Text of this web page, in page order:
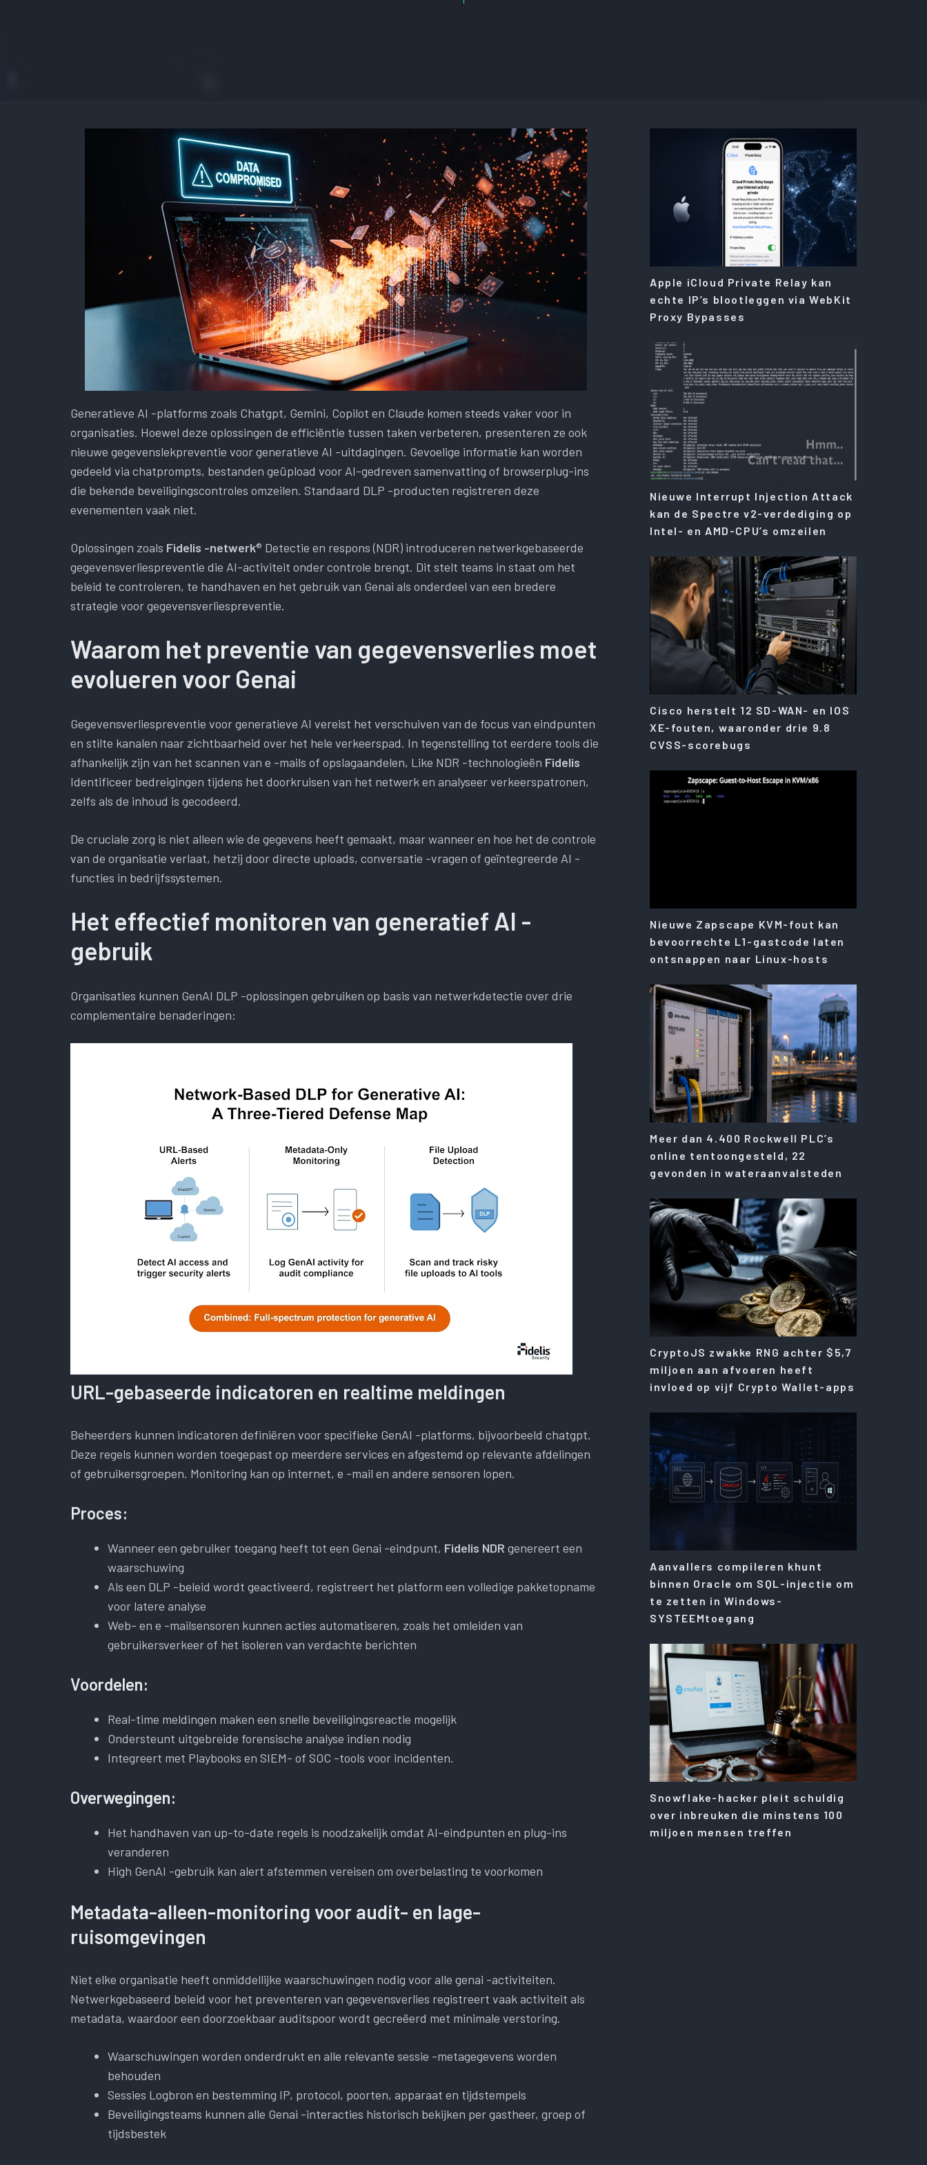
Generatieve AI -platforms zoals Chatgpt, Gemini, Copilot en Claude komen steeds vaker voor in
organisaties. Hoewel deze oplossingen de efficiëntie tussen taken verbeteren, presenteren ze ook
nieuwe gegevenslekpreventie voor generatieve AI -uitdagingen. Gevoelige informatie kan worden
gedeeld via chatprompts, bestanden geüpload voor AI-gedreven samenvatting of browserplug-ins
die bekende beveiligingscontroles omzeilen. Standaard DLP -producten registreren deze
evenementen vaak niet.
Oplossingen zoals Fidelis -netwerk® Detectie en respons (NDR) introduceren netwerkgebaseerde
gegevensverliespreventie die AI-activiteit onder controle brengt. Dit stelt teams in staat om het
beleid te controleren, te handhaven en het gebruik van Genai als onderdeel van een bredere
strategie voor gegevensverliespreventie.
Waarom het preventie van gegevensverlies moet
evolueren voor Genai
Gegevensverliespreventie voor generatieve AI vereist het verschuiven van de focus van eindpunten
en stilte kanalen naar zichtbaarheid over het hele verkeerspad. In tegenstelling tot eerdere tools die
afhankelijk zijn van het scannen van e -mails of opslagaandelen, Like NDR -technologieën Fidelis
Identificeer bedreigingen tijdens het doorkruisen van het netwerk en analyseer verkeerspatronen,
zelfs als de inhoud is gecodeerd.
De cruciale zorg is niet alleen wie de gegevens heeft gemaakt, maar wanneer en hoe het de controle
van de organisatie verlaat, hetzij door directe uploads, conversatie -vragen of geïntegreerde AI -
functies in bedrijfssystemen.
Het effectief monitoren van generatief AI -
gebruik
Organisaties kunnen GenAI DLP -oplossingen gebruiken op basis van netwerkdetectie over drie
complementaire benaderingen:
URL-gebaseerde indicatoren en realtime meldingen
Beheerders kunnen indicatoren definiëren voor specifieke GenAI -platforms, bijvoorbeeld chatgpt.
Deze regels kunnen worden toegepast op meerdere services en afgestemd op relevante afdelingen
of gebruikersgroepen. Monitoring kan op internet, e -mail en andere sensoren lopen.
Proces:
Wanneer een gebruiker toegang heeft tot een Genai -eindpunt, Fidelis NDR genereert een
waarschuwing
Als een DLP -beleid wordt geactiveerd, registreert het platform een ​​volledige pakketopname
voor latere analyse
Web- en e -mailsensoren kunnen acties automatiseren, zoals het omleiden van
gebruikersverkeer of het isoleren van verdachte berichten
Voordelen:
Real-time meldingen maken een snelle beveiligingsreactie mogelijk
Ondersteunt uitgebreide forensische analyse indien nodig
Integreert met Playbooks en SIEM- of SOC -tools voor incidenten.
Overwegingen:
Het handhaven van up-to-date regels is noodzakelijk omdat AI-eindpunten en plug-ins
veranderen
High GenAI -gebruik kan alert afstemmen vereisen om overbelasting te voorkomen
Metadata-alleen-monitoring voor audit- en lage-
ruisomgevingen
Niet elke organisatie heeft onmiddellijke waarschuwingen nodig voor alle genai -activiteiten.
Netwerkgebaseerd beleid voor het preventeren van gegevensverlies registreert vaak activiteit als
metadata, waardoor een doorzoekbaar auditspoor wordt gecreëerd met minimale verstoring.
Waarschuwingen worden onderdrukt en alle relevante sessie -metagegevens worden
behouden
Sessies Logbron en bestemming IP, protocol, poorten, apparaat en tijdstempels
Beveiligingsteams kunnen alle Genai -interacties historisch bekijken per gastheer, groep of
tijdsbestek
Apple iCloud Private Relay kan
echte IP’s blootleggen via WebKit
Proxy Bypasses
Nieuwe Interrupt Injection Attack
kan de Spectre v2-verdediging op
Intel- en AMD-CPU’s omzeilen
Cisco herstelt 12 SD-WAN- en IOS
XE-fouten, waaronder drie 9.8
CVSS-scorebugs
Nieuwe Zapscape KVM-fout kan
bevoorrechte L1-gastcode laten
ontsnappen naar Linux-hosts
Meer dan 4.400 Rockwell PLC’s
online tentoongesteld, 22
gevonden in wateraanvalsteden
CryptoJS zwakke RNG achter $5,7
miljoen aan afvoeren heeft
invloed op vijf Crypto Wallet-apps
Aanvallers compileren khunt
binnen Oracle om SQL-injectie om
te zetten in Windows-
SYSTEEMtoegang
Snowflake-hacker pleit schuldig
over inbreuken die minstens 100
miljoen mensen treffen